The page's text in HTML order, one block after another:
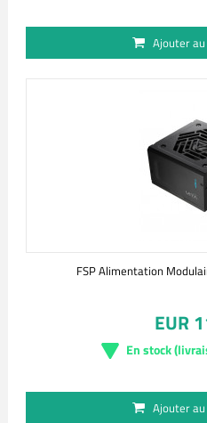
Ajouter
FSP Alimentation
EUR
En stock
Ajouter